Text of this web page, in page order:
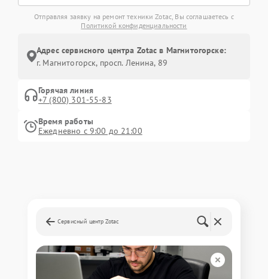
Отправляя заявку на ремонт техники Zotac, Вы соглашаетесь с
Политикой конфиденциальности
Адрес сервисного центра Zotac в Магнитогорске:
г. Магнитогорск, просп. Ленина, 89
Горячая линия
+7 (800) 301-55-83
Время работы
Ежедневно с 9:00 до 21:00
Сервисный центр Zotac